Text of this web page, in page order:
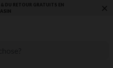
! DÉCOUVREZ LA NOUVELLE
!
×